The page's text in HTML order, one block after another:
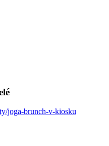
joga-brunch-v-kiosku